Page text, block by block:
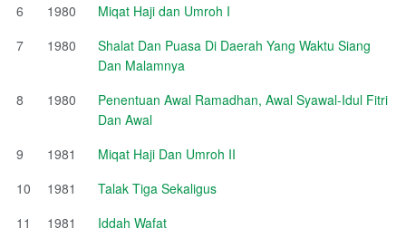
6
1980
Miqat Haji dan Umroh I
7
1980
Shalat Dan Puasa Di Daerah Yang Waktu Siang
Dan Malamnya
8
1980
Penentuan Awal Ramadhan, Awal Syawal-Idul Fitri
Dan Awal
9
1981
Miqat Haji Dan Umroh II
10
1981
Talak Tiga Sekaligus
11
1981
Iddah Wafat